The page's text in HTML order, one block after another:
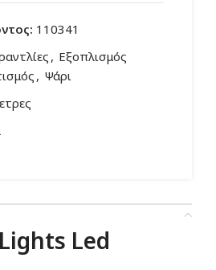
110341
, Εξοπλισμός
, Ψάρι
Led